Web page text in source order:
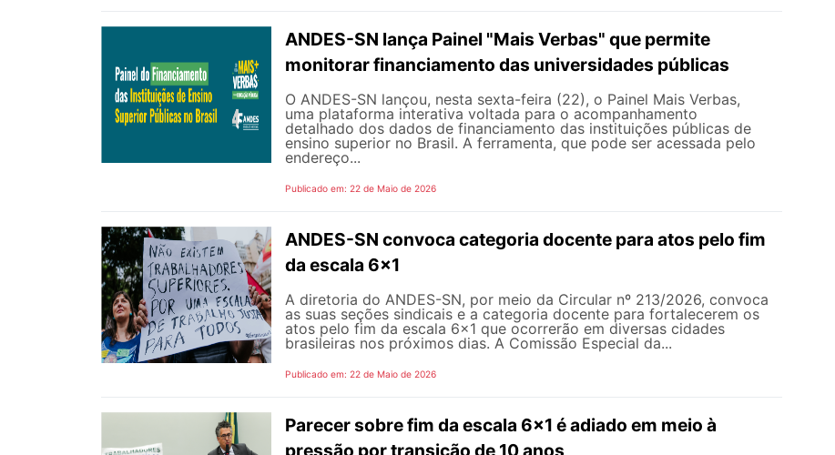
ANDES-SN lança Painel "Mais Verbas" que permite
monitorar financiamento das universidades públicas
O ANDES-SN lançou, nesta sexta-feira (22), o Painel Mais Verbas,
uma plataforma interativa voltada para o acompanhamento
detalhado dos dados de financiamento das instituições públicas de
ensino superior no Brasil. A ferramenta, que pode ser acessada pelo
endereço...
Publicado em: 22 de Maio de 2026
ANDES-SN convoca categoria docente para atos pelo fim
da escala 6x1
A diretoria do ANDES-SN, por meio da Circular nº 213/2026, convoca
as suas seções sindicais e a categoria docente para fortalecerem os
atos pelo fim da escala 6x1 que ocorrerão em diversas cidades
brasileiras nos próximos dias. A Comissão Especial da...
Publicado em: 22 de Maio de 2026
Parecer sobre fim da escala 6x1 é adiado em meio à